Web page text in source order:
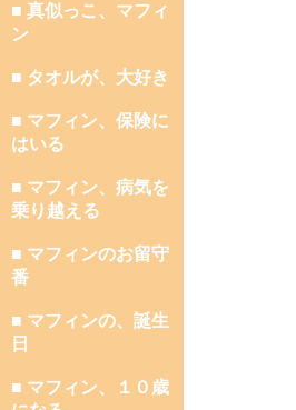
■ 真似っこ、マフィ
ン
■ タオルが、大好き
■ マフィン、保険に
はいる
■ マフィン、病気を
乗り越える
■ マフィンのお留守
番
■ マフィンの、誕生
日
■ マフィン、１０歳